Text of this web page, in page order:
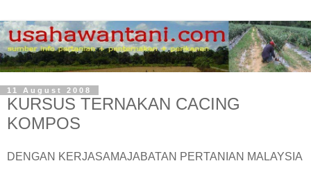
11 August 2008
KURSUS TERNAKAN CACING
KOMPOS
DENGAN KERJASAMAJABATAN PERTANIAN MALAYSIA